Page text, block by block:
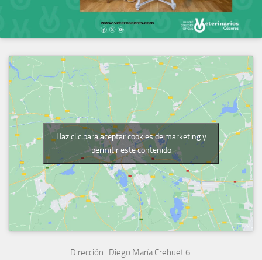
Haz clic para aceptar cookies de marketing y
permitir este contenido
Dirección : Diego María Crehuet 6.